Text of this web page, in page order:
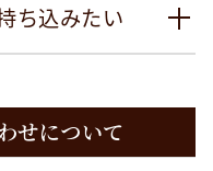
ち込みたい
せについて